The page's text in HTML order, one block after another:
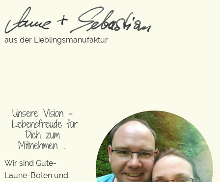
aus der Lieblingsmanufaktur
Unsere Vision –
Lebensfreude für
Dich zum
Mitnehmen …
Wir sind Gute-
Laune-Boten und